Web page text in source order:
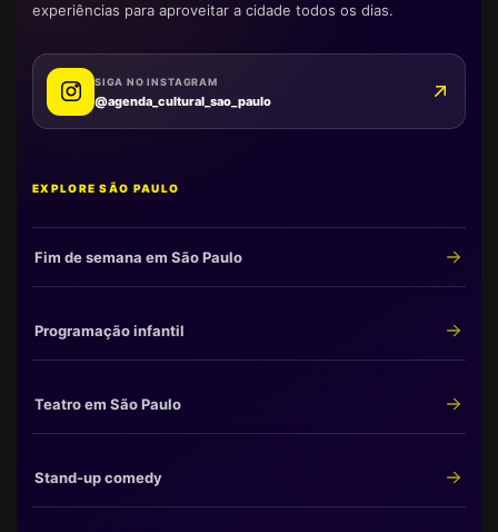
experiências para aproveitar a cidade todos os dias.
SIGA NO INSTAGRAM
@agenda_cultural_sao_paulo
EXPLORE SÃO PAULO
Fim de semana em São Paulo
Programação infantil
Teatro em São Paulo
Stand-up comedy